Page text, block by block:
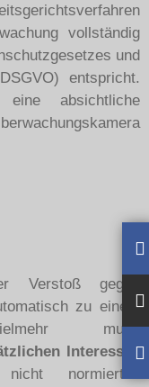
vollständig
und
entspricht.
absichtliche
Verstoß gegen
zu einem
muss
Interesse
n
normierten